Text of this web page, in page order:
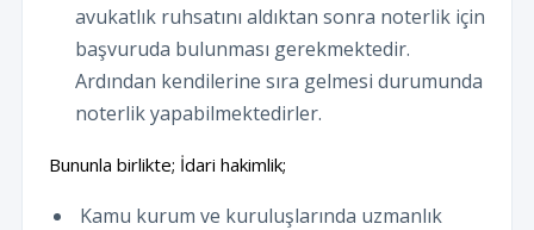
avukatlık ruhsatını aldıktan sonra noterlik için
başvuruda bulunması gerekmektedir.
Ardından kendilerine sıra gelmesi durumunda
noterlik yapabilmektedirler.
Bununla birlikte; İdari hakimlik;
Kamu kurum ve kuruluşlarında uzmanlık